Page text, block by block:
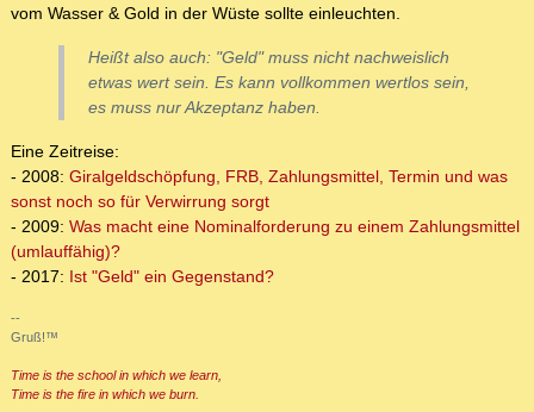
vom Wasser & Gold in der Wüste sollte einleuchten.
Heißt also auch: "Geld" muss nicht nachweislich
etwas wert sein. Es kann vollkommen wertlos sein,
es muss nurAkzeptanz haben.
Eine Zeitreise:
- 2008: Giralgeldschöpfung, FRB, Zahlungsmittel, Termin und was
sonst noch so für Verwirrung sorgt
- 2009: Was macht eine Nominalforderung zu einem Zahlungsmittel
(umlauffähig)?
- 2017: Ist "Geld" ein Gegenstand?
--
Gruß!™
Time is the school in which we learn,
Time is the fire in which we burn.